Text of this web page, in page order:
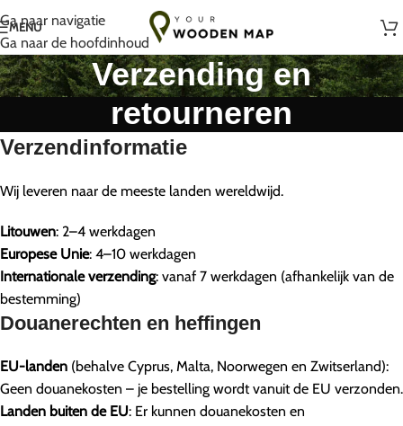
Ga naar navigatie
Ga naar de hoofdinhoud
Handgemaakt met liefde in Litouwen
MENU
Verzending en
retourneren
Verzendinformatie
Wij leveren naar de meeste landen wereldwijd.
Litouwen: 2–4 werkdagen
Europese Unie: 4–10 werkdagen
Internationale verzending: vanaf 7 werkdagen (afhankelijk van de
bestemming)
Douanerechten en heffingen
EU-landen (behalve Cyprus, Malta, Noorwegen en Zwitserland):
Geen douanekosten – je bestelling wordt vanuit de EU verzonden.
Landen buiten de EU: Er kunnen douanekosten en